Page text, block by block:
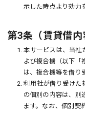
示した時点より効力
第3条（賃貸借内
1. 本サービスは、当
よび複合機（以下「
は、複合機等を借り
2. 利用社が借り受けた
の個別の内容は、別
ます。なお、個別契